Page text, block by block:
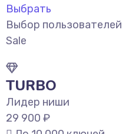
Выбрать
Выбор пользователей
Sale
TURBO
Лидер ниши
29 900 ₽